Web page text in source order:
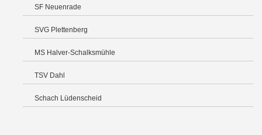
SF Neuenrade
SVG Plettenberg
MS Halver-Schalksmühle
TSV Dahl
Schach Lüdenscheid